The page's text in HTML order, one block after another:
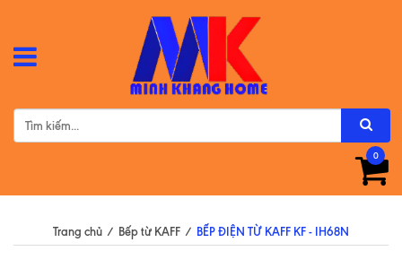
0
Trang chủ / Bếp từ KAFF / BẾP ĐIỆN TỪ KAFF KF - IH68N